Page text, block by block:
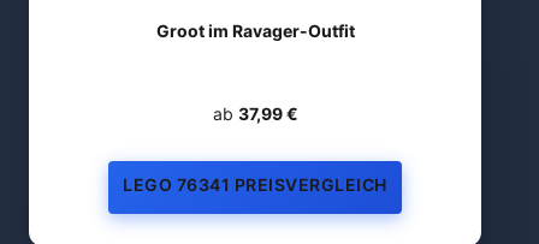
Groot im Ravager-Outfit
ab 37,99 €
LEGO 76341 PREISVERGLEICH